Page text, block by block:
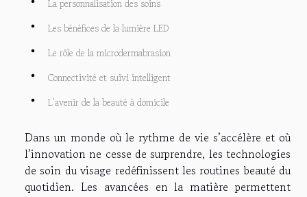
La personnalisation des soins
Les bénéfices de la lumière LED
Le rôle de la microdermabrasion
Connectivité et suivi intelligent
L’avenir de la beauté à domicile
Dans un monde où le rythme de vie s’accélère et où
l’innovation ne cesse de surprendre, les technologies
de soin du visage redéfinissent les routines beauté du
quotidien. Les avancées en la matière permettent